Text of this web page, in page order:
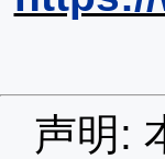
声明: